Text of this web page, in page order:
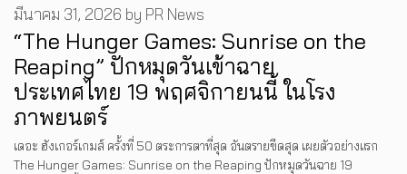
“The Hunger Games: Sunrise on the
Reaping” ปักหมุดวันเข้าฉาย
ประเทศไทย 19 พฤศจิกายนนี้ ในโรง
ภาพยนตร์
มีนาคม 31, 2026 by PR News
เดอะ ฮังเกอร์เกมส์ ครั้งที่ 50 ตระการตาที่สุด อันตรายขีดสุด เผยตัวอย่างแรก
The Hunger Games: Sunrise on the Reaping ปักหมุดวันฉาย 19